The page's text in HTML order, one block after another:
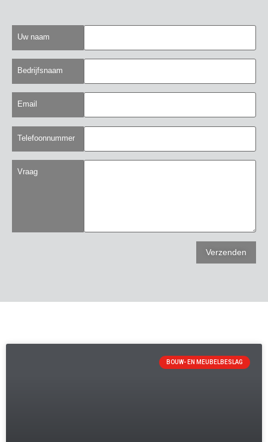
Uw naam
Bedrijfsnaam
Email
Telefoonnummer
Vraag
BOUW- EN MEUBELBESLAG